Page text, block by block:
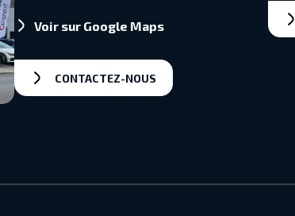
Voir sur Google Maps
CONTACTEZ-NOUS